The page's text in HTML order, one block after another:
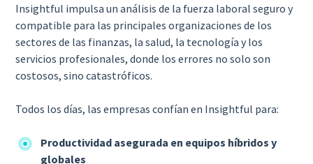
Insightful impulsa un análisis de la fuerza laboral seguro y
compatible para las principales organizaciones de los
sectores de las finanzas, la salud, la tecnología y los
servicios profesionales, donde los errores no solo son
costosos, sino catastróficos.
Todos los días, las empresas confían en Insightful para:
Productividad asegurada en equipos híbridos y
globales